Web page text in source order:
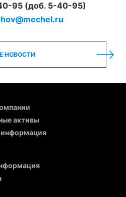
95 (доб. 5-40-95)
НОВОСТИ
активы
информация